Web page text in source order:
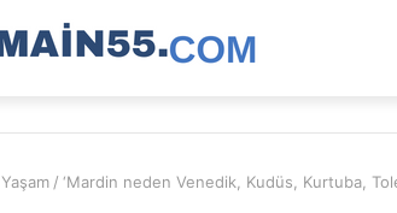
Yaşam / ‘Mardin neden Venedik, Kudüs, Kurtuba,